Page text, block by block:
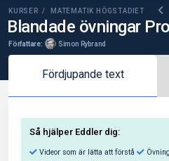
KURSER / MATEMATIK HÖGSTADIET
Blandade övningar
Författare: Simon Rybrand
Fördjupande text